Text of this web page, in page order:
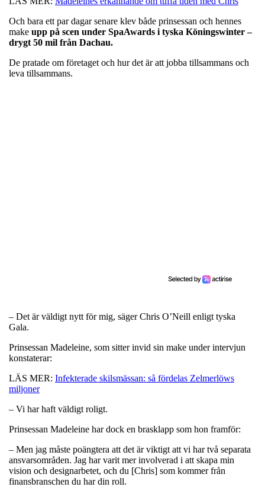
Och bara ett par dagar senare klev både prinsessan och hennes
make upp på scen under SpaAwards i tyska Köningswinter –
drygt 50 mil från Dachau.
De pratade om företaget och hur det är att jobba tillsammans och
leva tillsammans.
– Det är väldigt nytt för mig, säger Chris O’Neill enligt tyska
Gala.
Prinsessan Madeleine, som sitter invid sin make under intervjun
konstaterar:
LÄS MER: Infekterade skilsmässan: så fördelas Zelmerlöws
miljoner
– Vi har haft väldigt roligt.
Prinsessan Madeleine har dock en brasklapp som hon framför:
– Men jag måste poängtera att det är viktigt att vi har två separata
ansvarsområden. Jag har varit mer involverad i att skapa min
vision och designarbetet, och du [Chris] som kommer från
finansbranschen du har din roll.